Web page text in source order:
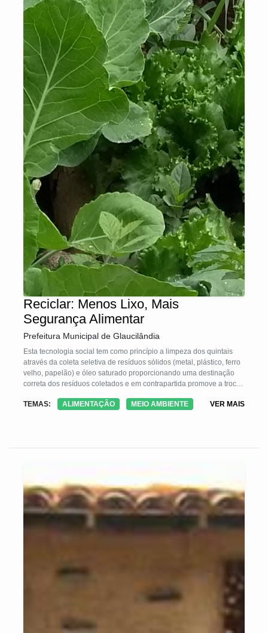
Reciclar: Menos Lixo, Mais
Segurança Alimentar
Prefeitura Municipal de Glaucilândia
Esta tecnologia social tem como princípio a limpeza dos quintais
através da coleta seletiva de resíduos sólidos (metal, plástico, ferro
velho, papelão) e óleo saturado proporcionando uma destinação
correta dos resíduos coletados e em contrapartida promove a troca
hortaliças. Conscientiza os agricultores, promove a produção de
pela ingestão de plástico e a contaminação do lençol freático e
TEMAS: ALIMENTAÇÃO MEIO AMBIENTE VER MAIS